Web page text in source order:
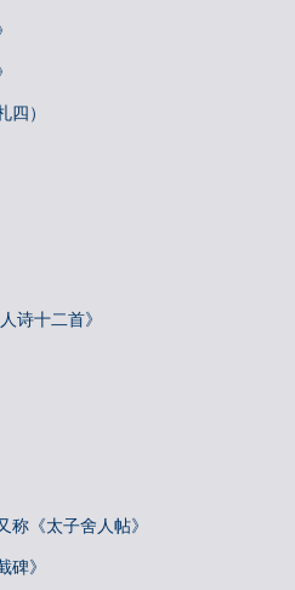
四）
诗十二首》
称《太子舍人帖》
碑》